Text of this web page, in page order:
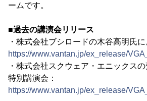
ームです。
■過去の講演会リリース
・株式会社ブシロードの木谷高明氏に
https://www.vantan.jp/ex_release/
・株式会社スクウェア・エニックス
特別講演会：
https://www.vantan.jp/ex_release/